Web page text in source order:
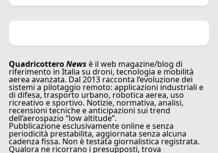
QuadricotteroNews è il web magazine/blog di
riferimento in Italia su droni, tecnologia e mobilità
aerea avanzata. Dal 2013 racconta l’evoluzione dei
sistemi a pilotaggio remoto: applicazioni industriali e
di difesa, trasporto urbano, robotica aerea, uso
ricreativo e sportivo. Notizie, normativa, analisi,
recensioni tecniche e anticipazioni sui trend
dell’aerospazio “low altitude”.
Pubblicazione esclusivamente online e senza
periodicità prestabilita, aggiornata senza alcuna
cadenza fissa. Non è testata giornalistica registrata.
Qualora ne ricorrano i presupposti, trova